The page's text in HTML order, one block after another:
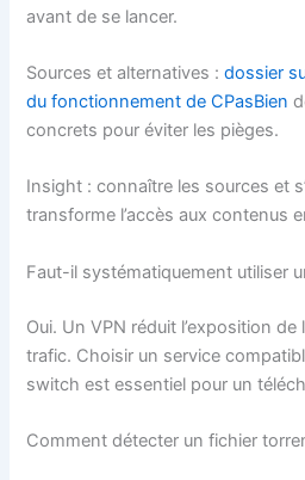
avant de se lancer.
Sources et alternatives :dossier
du fonctionnement de CPasBien
concrets pour éviter les pièges.
Insight : connaître les sources et
transforme l’accès aux contenus
Faut-il systématiquement utiliser
Oui. Un VPN réduit l’exposition de
trafic. Choisir un service
switch est essentiel pour un
Comment détecter un fichier